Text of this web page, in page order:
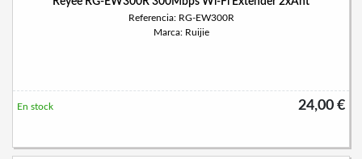
Referencia: RG-EW300R
Marca: Ruijie
24,00 €
En stock